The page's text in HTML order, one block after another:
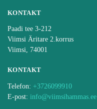
KONTAKT
Paadi tee 3-212
Viimsi Äritare 2.korrus
Viimsi, 74001
KONTAKT
Telefon: +3726099910
E-post: info@viimsihammas.ee